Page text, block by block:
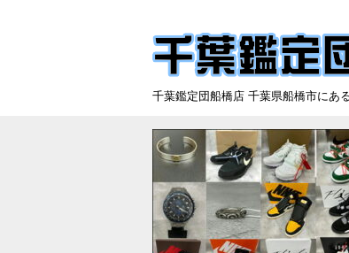
千葉鑑定団船橋店 千葉県船橋市にあ